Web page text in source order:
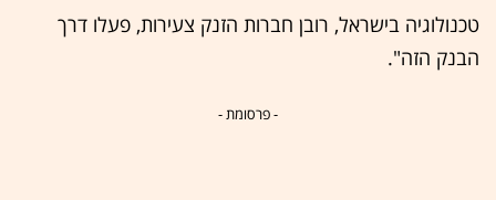
טכנולוגיה בישראל, רובן חברות הזנק צעירות, פעלו דרך
הבנק הזה".
- פרסומת -